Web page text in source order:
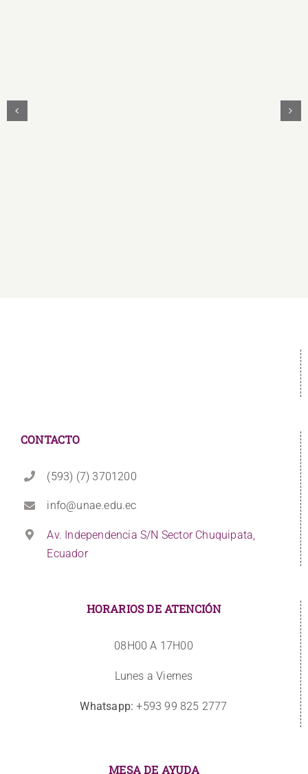
CONTACTO
(593) (7) 3701200
info@unae.edu.ec
Av. Independencia S/N Sector Chuquipata,
Ecuador
HORARIOS DE ATENCIÓN
08H00 A 17H00
Lunes a Viernes
Whatsapp: +593 99 825 2777
MESA DE AYUDA